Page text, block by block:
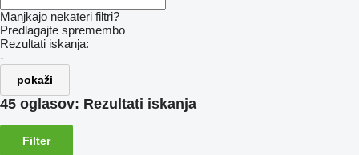
Manjkajo nekateri filtri?
Predlagajte spremembo
Rezultati iskanja:
-
pokaži
45 oglasov: Rezultati iskanja
Filter